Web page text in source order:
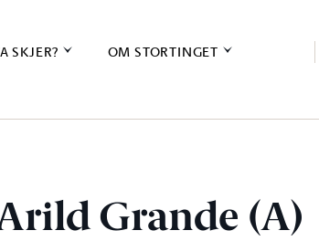
SKJER? OM STORTINGET
Grande (A)